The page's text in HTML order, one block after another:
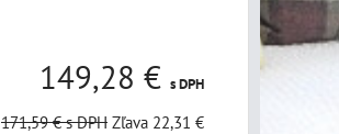
149,28 € s DPH
171,59 €s DPH Zľava 22,31 €